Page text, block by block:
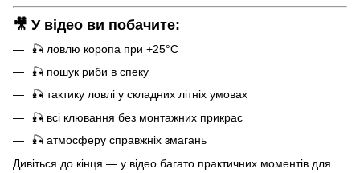
🎥 У відео ви побачите:
🎣 ловлю коропа при +25°C
🎣 пошук риби в спеку
🎣 тактику ловлі у складних літніх умовах
🎣 всі клювання без монтажних прикрас
🎣 атмосферу справжніх змагань
Дивіться до кінця — у відео багато практичних моментів для